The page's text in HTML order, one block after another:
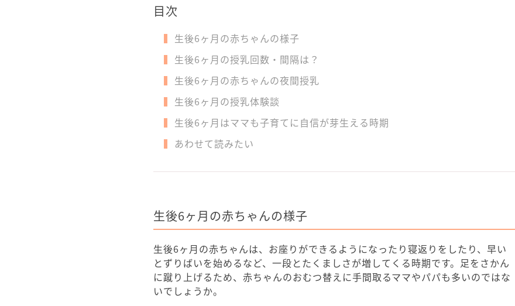
目次
生後6ヶ月の赤ちゃんの様子
生後6ヶ月の授乳回数・間隔は？
生後6ヶ月の赤ちゃんの夜間授乳
生後6ヶ月の授乳体験談
生後6ヶ月はママも子育てに自信が芽生える時期
あわせて読みたい
生後6ヶ月の赤ちゃんの様子
生後6ヶ月の赤ちゃんは、お座りができるようになったり寝返りをしたり、早い
とずりばいを始めるなど、一段とたくましさが増してくる時期です。足をさかん
に蹴り上げるため、赤ちゃんのおむつ替えに手間取るママやパパも多いのではな
いでしょうか。